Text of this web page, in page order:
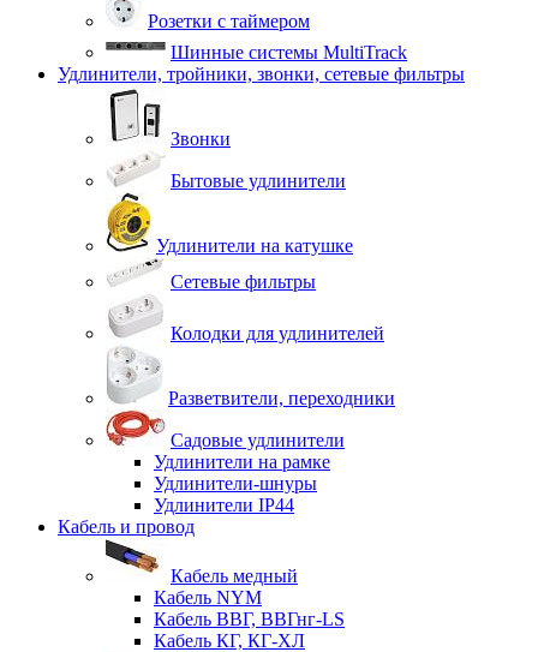
Розетки с таймером
Шинные системы MultiTrack
Удлинители, тройники, звонки, сетевые фильтры
Звонки
Бытовые удлинители
Удлинители на катушке
Сетевые фильтры
Колодки для удлинителей
Разветвители, переходники
Садовые удлинители
Удлинители на рамке
Удлинители-шнуры
Удлинители IP44
Кабель и провод
Кабель медный
Кабель NYM
Кабель ВВГ, ВВГнг-LS
Кабель КГ, КГ-ХЛ